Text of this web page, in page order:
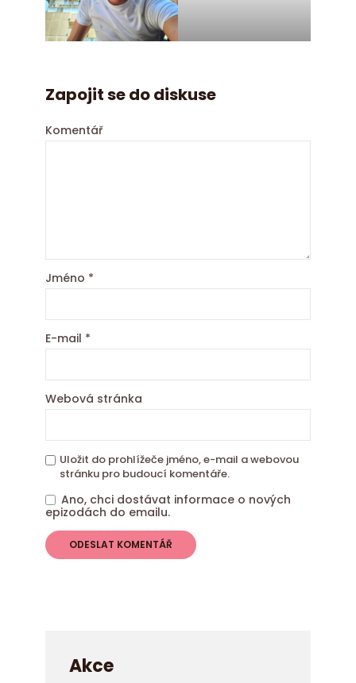
Zapojit se do diskuse
Komentář
Jméno *
E-mail *
Webová stránka
Uložit do prohlížeče jméno, e-mail a webovou
stránku pro budoucí komentáře.
Ano, chci dostávat informace o nových
epizodách do emailu.
Akce